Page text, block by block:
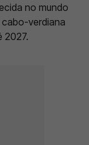
no mundo
verdiana
2027.